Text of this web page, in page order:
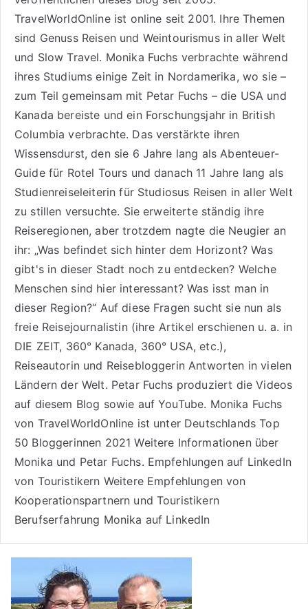
TravelWorldOnline ist online seit 2001. Ihre Themen
sind Genuss Reisenund Weintourismusin aller Welt
und Slow Travel. Monika Fuchs verbrachte während
ihres Studiums einige Zeit in Nordamerika, wo sie –
zum Teil gemeinsam mit Petar Fuchs – die USA und
Kanada bereiste und ein Forschungsjahr in British
Columbia verbrachte. Das verstärkte ihren
Wissensdurst, den sie 6 Jahre lang als Abenteuer-
Guide für Rotel Tours und danach 11 Jahre lang als
Studienreiseleiterin für Studiosus Reisen in aller Welt
zu stillen versuchte. Sie erweiterte ständig ihre
Reiseregionen, aber trotzdem nagte die Neugier an
ihr: „Was befindet sich hinter dem Horizont? Was
gibt's in dieser Stadt noch zu entdecken? Welche
Menschen sind hier interessant? Was isst man in
dieser Region?“ Auf diese Fragen sucht sie nun als
freie Reisejournalistin (ihre Artikel erschienen u. a. in
DIE ZEIT, 360° Kanada, 360° USA, etc.),
Reiseautorinund Reisebloggerin Antworten in vielen
Ländern der Welt. Petar Fuchs produziert die Videos
auf diesem Blog sowie aufYouTube. Monika Fuchs
von TravelWorldOnline ist unter Deutschlands Top
50 Bloggerinnen 2021 Weitere Informationen über
Monika und Petar Fuchs. Empfehlungen auf LinkedIn
von Touristikern Weitere Empfehlungen von
Kooperationspartnern und Touristikern
Berufserfahrung Monika auf LinkedIn